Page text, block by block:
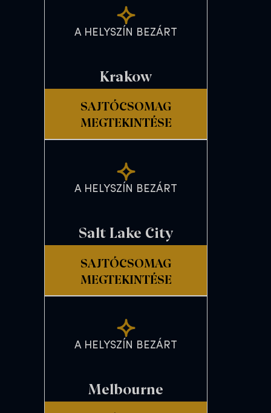
A HELYSZÍN BEZÁRT
Krakow
SAJTÓCSOMAG
MEGTEKINTÉSE
A HELYSZÍN BEZÁRT
Salt Lake City
SAJTÓCSOMAG
MEGTEKINTÉSE
A HELYSZÍN BEZÁRT
Melbourne